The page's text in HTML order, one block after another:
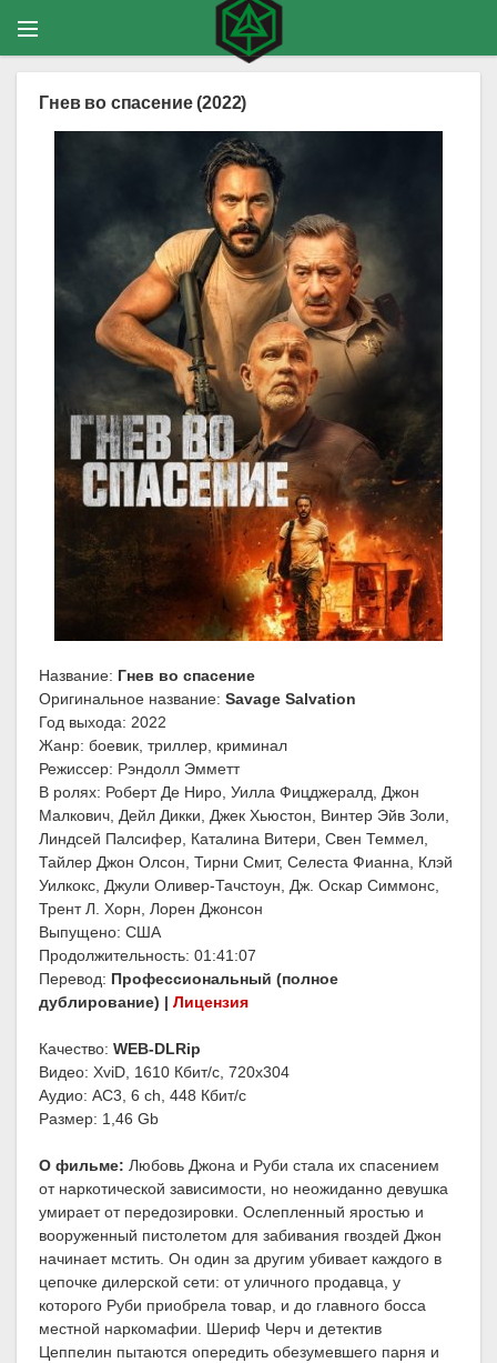
Гнев во спасение (2022)
Название: Гнев во спасение
Оригинальное название: Savage Salvation
Год выхода: 2022
Жанр: боевик, триллер, криминал
Режиссер: Рэндолл Эмметт
В ролях: Роберт Де Ниро, Уилла Фицджералд, Джон
Малкович, Дейл Дикки, Джек Хьюстон, Винтер Эйв Золи,
Линдсей Палсифер, Каталина Витери, Свен Теммел,
Тайлер Джон Олсон, Тирни Смит, Селеста Фианна, Клэй
Уилкокс, Джули Оливер-Тачстоун, Дж. Оскар Симмонс,
Трент Л. Хорн, Лорен Джонсон
Выпущено: США
Продолжительность: 01:41:07
Перевод: Профессиональный (полное
дублирование) | Лицензия
Качество: WEB-DLRip
Видео: XviD, 1610 Кбит/с, 720x304
Аудио: AC3, 6 ch, 448 Кбит/с
Размер: 1,46 Gb
О фильме: Любовь Джона и Руби стала их спасением
от наркотической зависимости, но неожиданно девушка
умирает от передозировки. Ослепленный яростью и
вооруженный пистолетом для забивания гвоздей Джон
начинает мстить. Он один за другим убивает каждого в
цепочке дилерской сети: от уличного продавца, у
которого Руби приобрела товар, и до главного босса
местной наркомафии. Шериф Черч и детектив
Цеппелин пытаются опередить обезумевшего парня и